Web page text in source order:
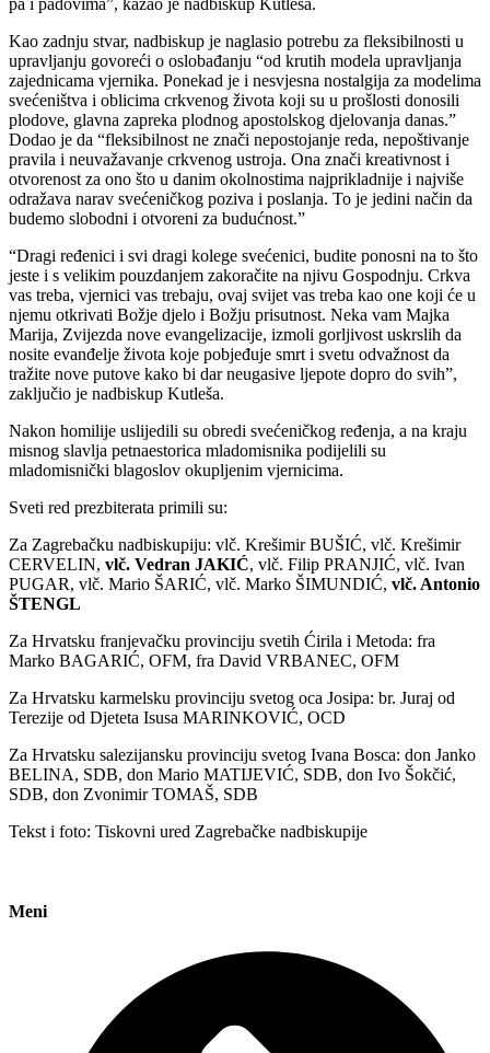
Kao zadnju stvar, nadbiskup je naglasio potrebu za fleksibilnosti u
upravljanju govoreći o oslobađanju “od krutih modela upravljanja
zajednicama vjernika. Ponekad je i nesvjesna nostalgija za modelima
svećeništva i oblicima crkvenog života koji su u prošlosti donosili
plodove, glavna zapreka plodnog apostolskog djelovanja danas.”
Dodao je da “fleksibilnost ne znači nepostojanje reda, nepoštivanje
pravila i neuvažavanje crkvenog ustroja. Ona znači kreativnost i
otvorenost za ono što u danim okolnostima najprikladnije i najviše
odražava narav svećeničkog poziva i poslanja. To je jedini način da
budemo slobodni i otvoreni za budućnost.”
“Dragi ređenici i svi dragi kolege svećenici, budite ponosni na to što
jeste i s velikim pouzdanjem zakoračite na njivu Gospodnju. Crkva
vas treba, vjernici vas trebaju, ovaj svijet vas treba kao one koji će u
njemu otkrivati Božje djelo i Božju prisutnost. Neka vam Majka
Marija, Zvijezda nove evangelizacije, izmoli gorljivost uskrslih da
nosite evanđelje života koje pobjeđuje smrt i svetu odvažnost da
tražite nove putove kako bi dar neugasive ljepote dopro do svih”,
zaključio je nadbiskup Kutleša.
Nakon homilije uslijedili su obredi svećeničkog ređenja, a na kraju
misnog slavlja petnaestorica mladomisnika podijelili su
mladomisnički blagoslov okupljenim vjernicima.
Sveti red prezbiterata primili su:
Za Zagrebačku nadbiskupiju: vlč. Krešimir BUŠIĆ, vlč. Krešimir
CERVELIN, vlč. Vedran JAKIĆ, vlč. Filip PRANJIĆ, vlč. Ivan
PUGAR, vlč. Mario ŠARIĆ, vlč. Marko ŠIMUNDIĆ, vlč. Antonio
ŠTENGL
Za Hrvatsku franjevačku provinciju svetih Ćirila i Metoda: fra
Marko BAGARIĆ, OFM, fra David VRBANEC, OFM
Za Hrvatsku karmelsku provinciju svetog oca Josipa: br. Juraj od
Terezije od Djeteta Isusa MARINKOVIĆ, OCD
Za Hrvatsku salezijansku provinciju svetog Ivana Bosca: don Janko
BELINA, SDB, don Mario MATIJEVIĆ, SDB, don Ivo Šokčić,
SDB, don Zvonimir TOMAŠ, SDB
Tekst i foto: Tiskovni ured Zagrebačke nadbiskupije
Meni